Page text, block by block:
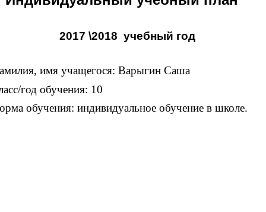
2017 \2018 учебный год
имя учащегося: Варыгин Саша
год обучения: 10
обучения: индивидуальное обучение в школе.